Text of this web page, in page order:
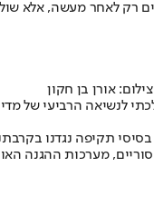
רק לאחר מעשה, אלא
אורן בן חקון
לנשיאה הרביעי של
תקיפה נגדנו
מערכות ההגנה